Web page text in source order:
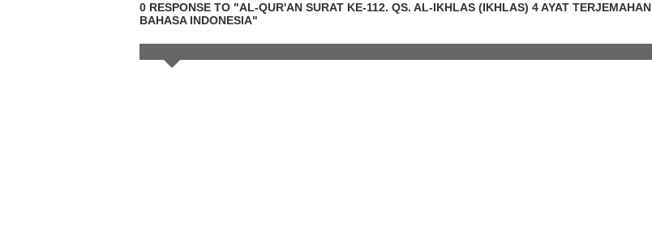
0 RESPONSE TO "AL-QUR'AN SURAT KE-112. QS. AL-IKHLAS (IKHLAS) 4 AYAT TERJEMAHAN
BAHASA INDONESIA"